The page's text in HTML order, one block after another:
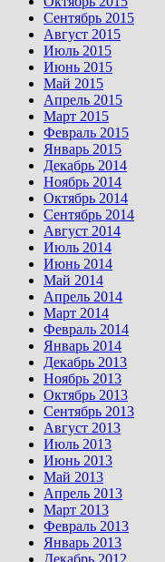
Сентябрь 2015
Август 2015
Июль 2015
Июнь 2015
Май 2015
Апрель 2015
Март 2015
Февраль 2015
Январь 2015
Декабрь 2014
Ноябрь 2014
Октябрь 2014
Сентябрь 2014
Август 2014
Июль 2014
Июнь 2014
Май 2014
Апрель 2014
Март 2014
Февраль 2014
Январь 2014
Декабрь 2013
Ноябрь 2013
Октябрь 2013
Сентябрь 2013
Август 2013
Июль 2013
Июнь 2013
Май 2013
Апрель 2013
Март 2013
Февраль 2013
Январь 2013